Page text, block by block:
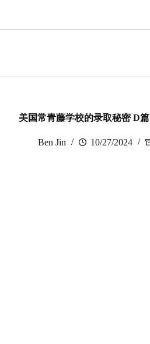
美国常青藤学校的录取秘密 D篇
Ben Jin 10/27/2024